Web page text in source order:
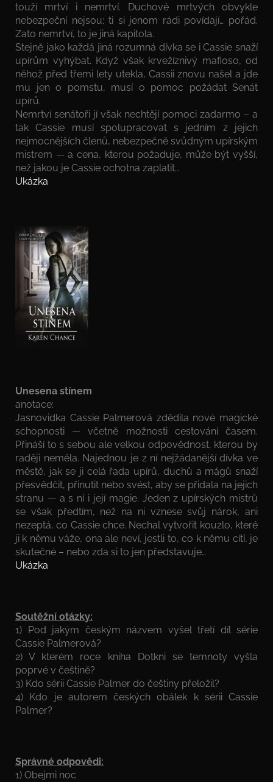
touží mrtví i nemrtví. Duchové mrtvých obvykle
nebezpeční nejsou; ti si jenom rádi povídají… pořád.
Zato nemrtví, to je jiná kapitola.
Stejně jako každá jiná rozumná dívka se i Cassie snaží
upírům vyhýbat. Když však krvežíznivý mafioso, od
něhož před třemi lety utekla, Cassii znovu našel a jde
mu jen o pomstu, musí o pomoc požádat Senát
upírů.
Nemrtví senátoři jí však nechtějí pomoci zadarmo – a
tak Cassie musí spolupracovat s jedním z jejich
nejmocnějších členů, nebezpečně svůdným upírským
mistrem — a cena, kterou požaduje, může být vyšší,
než jakou je Cassie ochotna zaplatit…
Ukázka
Unesena stínem
anotace:
Jasnovidka Cassie Palmerová zdědila nové magické
schopnosti — včetně možnosti cestování časem.
Přináší to s sebou ale velkou odpovědnost, kterou by
raději neměla. Najednou je z ní nejžádanější dívka ve
městě, jak se ji celá řada upírů, duchů a mágů snaží
přesvědčit, přinutit nebo svést, aby se přidala na jejich
stranu — a s ní i její magie. Jeden z upírských mistrů
se však předtím, než na ni vznese svůj nárok, ani
nezeptá, co Cassie chce. Nechal vytvořit kouzlo, které
ji k němu váže, ona ale neví, jestli to, co k němu cítí, je
skutečné – nebo zda si to jen představuje…
Ukázka
Soutěžní otázky:
1) Pod jakým českým názvem vyšel třetí díl série
Cassie Palmerová?
2) V kterém roce kniha Dotkni se temnoty vyšla
poprvé v češtině?
3) Kdo sérii Cassie Palmer do češtiny přeložil?
4) Kdo je autorem českých obálek k sérii Cassie
Palmer?
Správné odpovědi:
1) Obejmi noc